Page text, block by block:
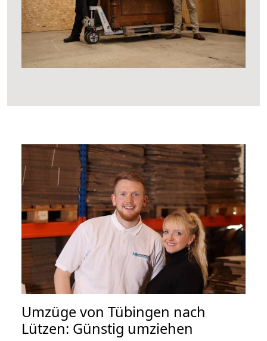
Umzüge von Tübingen nach
Lützen: Günstig umziehen